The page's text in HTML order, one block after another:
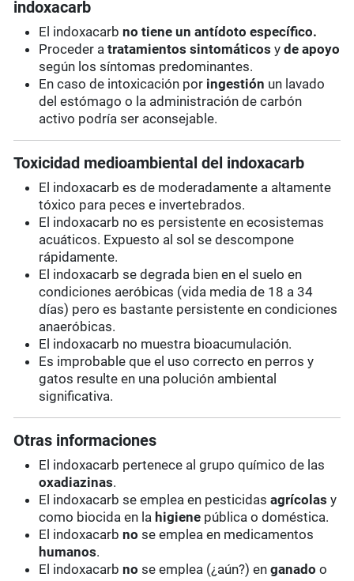
indoxacarb
El indoxacarb no tiene un antídoto específico.
Proceder a tratamientos sintomáticos yde apoyo
según los síntomas predominantes.
En caso de intoxicación por ingestión un lavado
del estómago o la administración de carbón
activo podría ser aconsejable.
Toxicidad medioambiental del indoxacarb
El indoxacarb es de moderadamente a altamente
tóxico para peces e invertebrados.
El indoxacarb no es persistente en ecosistemas
acuáticos. Expuesto al sol se descompone
rápidamente.
El indoxacarb se degrada bien en el suelo en
condiciones aeróbicas (vida media de 18 a 34
días) pero es bastante persistente en condiciones
anaeróbicas.
El indoxacarb no muestra bioacumulación.
Es improbable que el uso correcto en perros y
gatos resulte en una polución ambiental
significativa.
Otras informaciones
El indoxacarb pertenece al grupo químico de las
oxadiazinas.
El indoxacarb se emplea en pesticidasagrícolas y
como biocida en la higiene pública o doméstica.
El indoxacarbno se emplea en medicamentos
humanos.
El indoxacarbno se emplea (¿aún?) enganado o